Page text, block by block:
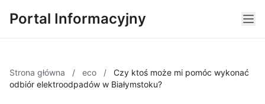
Portal Informacyjny
Strona główna / eco /
Czy ktoś może mi pomóc wykonać
odbiór elektroodpadów w Białymstoku?